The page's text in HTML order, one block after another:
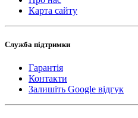
Карта сайту
Служба підтримки
Гарантія
Контакти
Залишіть Google відгук